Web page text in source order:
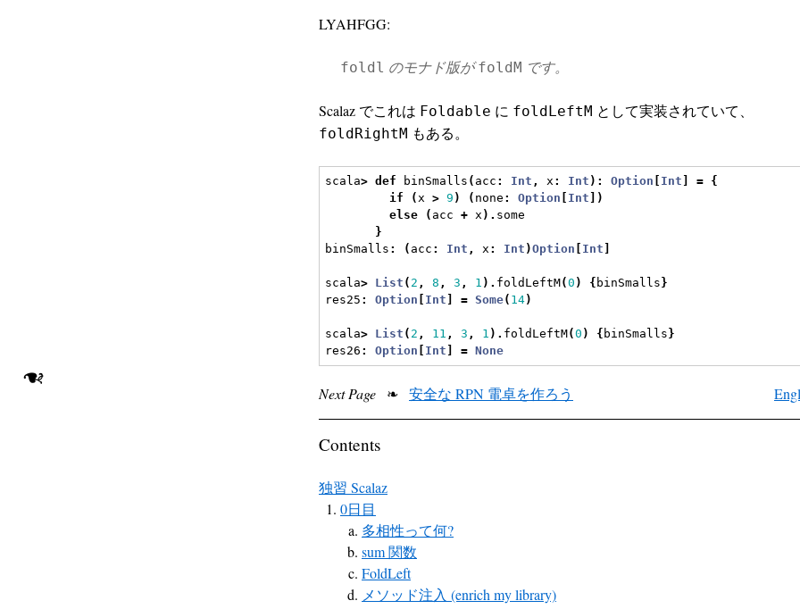
❧
LYAHFGG:
foldl のモナド版がfoldM です。
Scalaz でこれは Foldable に foldLeftM として実装されていて、
foldRightM もある。
scala> def binSmalls ( acc : Int , x : Int ): Option Int = {
if
(x > 9 ) ( none : Option Int ])
else
( acc + x ). some
}
binSmalls : ( acc : Int , x : Int )Option Int
scala> List ( 2 , 8 , 3 , 1 ). foldLeftM(0 ) { binSmalls }
res25 : Option Int = Some( 14)
scala> List ( 2 , 11 , 3 , 1 ). foldLeftM(0 ) { binSmalls }
res26 : Option Int = None
Next Page ❧ 安全な RPN 電卓を作ろう
Contents
独習 Scalaz
0日目
多相性って何?
sum 関数
FoldLeft
メソッド注入 (enrich my library)